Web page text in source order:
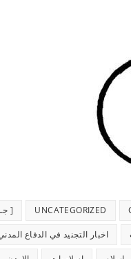
UNCATEGORIZED
[
اخبار التجنيد في الدفاع